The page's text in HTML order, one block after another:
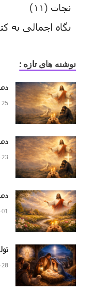
نجات (۱۱)
نگاه اجمالی به
نوشنه های تازه :
25
23
28